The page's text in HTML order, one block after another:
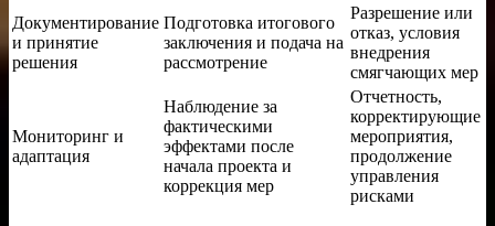
Документирование
и принятие
решения
Подготовка итогового
заключения и подача на
рассмотрение
Разрешение или
отказ, условия
внедрения
смягчающих мер
Мониторинг и
адаптация
Наблюдение за
фактическими
эффектами после
начала проекта и
коррекция мер
Отчетность,
корректирующие
мероприятия,
продолжение
управления
рисками